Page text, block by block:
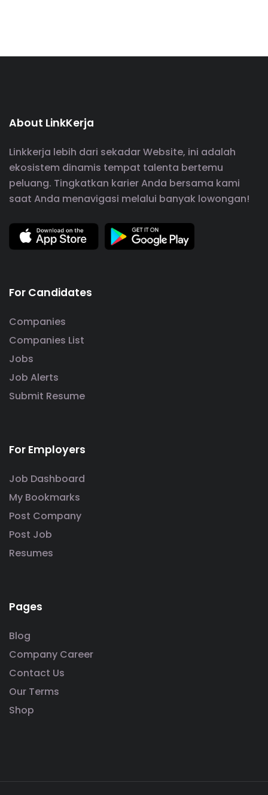
About LinkKerja
Linkkerja lebih dari sekadar Website, ini adalah
ekosistem dinamis tempat talenta bertemu
peluang. Tingkatkan karier Anda bersama kami
saat Anda menavigasi melalui banyak lowongan!
For Candidates
Companies
Companies List
Jobs
Job Alerts
Submit Resume
For Employers
Job Dashboard
My Bookmarks
Post Company
Post Job
Resumes
Pages
Blog
Company Career
Contact Us
Our Terms
Shop